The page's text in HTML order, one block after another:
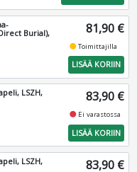
Burial),
81,90 €
fiber_manual_recordToimittajilla
LISÄÄ KORIIN
LSZH,
83,90 €
fiber_manual_record Ei varastossa
LISÄÄ KORIIN
LSZH,
83,90 €